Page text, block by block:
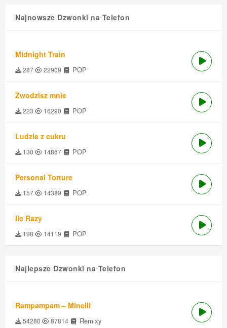
Najnowsze Dzwonki na Telefon
Midnight Train
287 22909 POP
Zwodzisz mnie
223 16290 POP
Ludzie z cukru
130 14867 POP
Personal Torture
157 14389 POP
Ile Razy
198 14119 POP
Najlepsze Dzwonki na Telefon
Rampampam – Minelli
54280 87814 Remixy